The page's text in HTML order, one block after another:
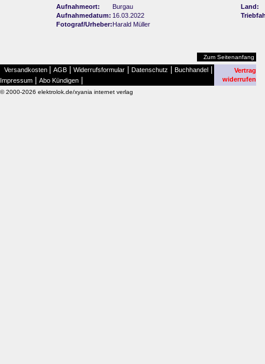
Aufnahmeort:
Burgau
Land:
Aufnahmedatum: 16.03.2022
Fotograf/Urheber:Harald Müller
Zum Seitenanfang
Versandkosten AGB Widerrufsformular Datenschutz Buchhandel
Impressum Abo Kündigen
Vertrag
widerrufen
© 2000-2026 elektrolok.de/xyania internet verlag